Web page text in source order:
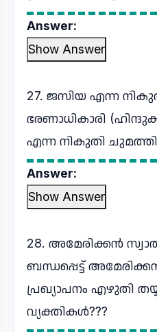
Answer:
Show Answer
27. ജസിയ എന്ന
ഭരണാധികാരി
എന്ന നികുതി
Answer:
Show Answer
28. അമേരിക്കൻ
ബന്ധപ്പെട്ട്
പ്രഖ്യാപനം എഴുതി
വ്യക്തികൾ???